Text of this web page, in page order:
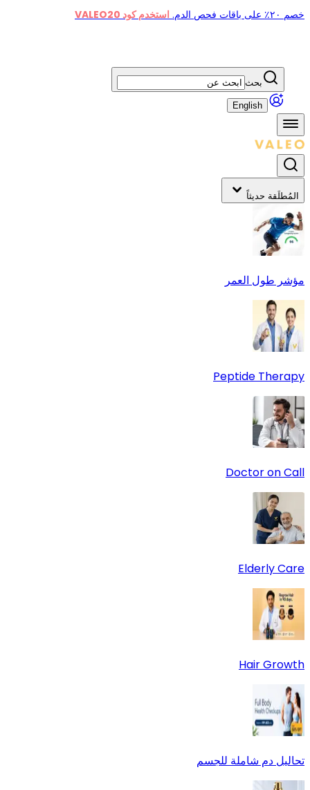
خصم ٢٠٪ على باقات فحص الدم. استخدم كود VALEO20
بحث
English
المُطلَقة حديثاً
مؤشر طول العمر
Peptide Therapy
Doctor on Call
Elderly Care
Hair Growth
تحاليل دم شاملة للجسم